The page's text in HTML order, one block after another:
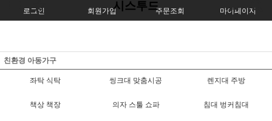
로그인 회원가입 주문조회 마이페이지
시스투드
친환경 아동가구
좌탁 식탁 씽크대 맞춤시공 렌지대 주방
책상 책장 의자 스툴 쇼파 침대 벙커침대